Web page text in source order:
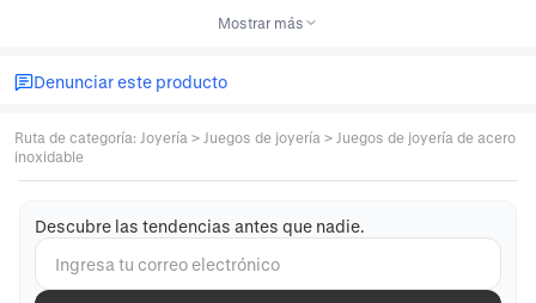
Mostrar más
Denunciar este producto
Ruta de categoría: Joyería > Juegos de joyería > Juegos de joyería de acero
inoxidable
Descubre las tendencias antes que nadie.